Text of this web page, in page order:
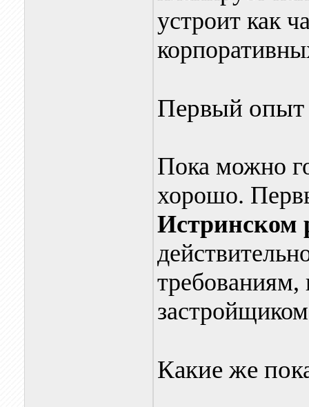
устроит как
Первый опыт
Пока можно
хорошо.
Истринском
требованиям,
Какие же